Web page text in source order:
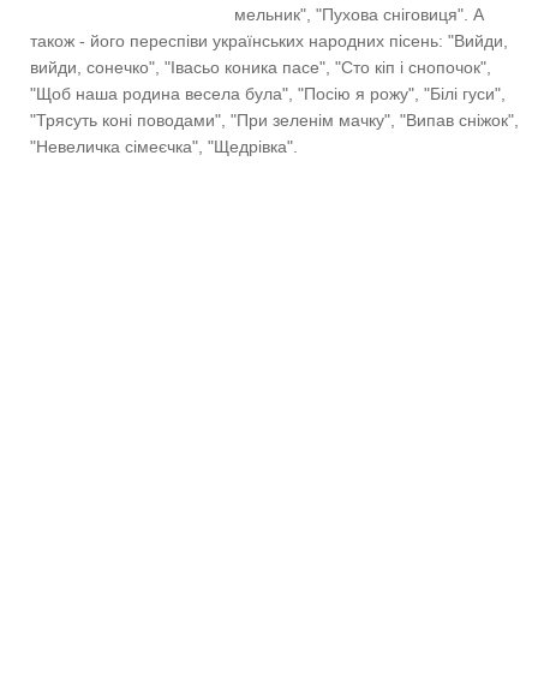
мельник", "Пухова сніговиця". А
також - його переспіви українських народних пісень: "Вийди,
вийди, сонечко", "Івасьо коника пасе", "Сто кіп і снопочок",
"Щоб наша родина весела була", "Посію я рожу", "Білі гуси",
"Трясуть коні поводами", "При зеленім мачку", "Випав сніжок",
"Невеличка сімеєчка", "Щедрівка".